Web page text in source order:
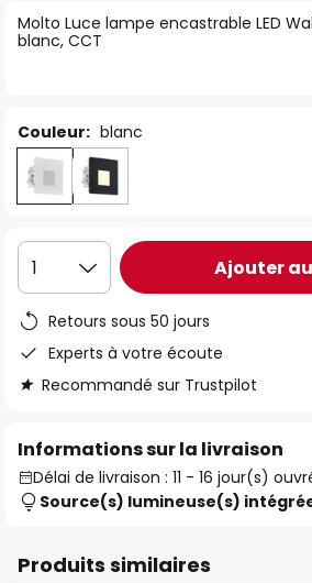
of
the
Molto Luce lampe encastrable LED
blanc, CCT
Couleur: blanc
1 Ajouter
Retours sous 50 jours
Experts à votre écoute
Recommandé sur Trustpilot
Informations sur la livraison
Délai de livraison : 11 - 16 jour(s)
Source(s) lumineuse(s)
Produits similaires